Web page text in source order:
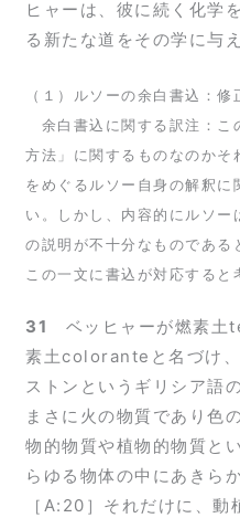
ヒャーは、彼に続く化学
る新たな道をその学に与
（１）ルソーの余白書込：修
余白書込に関する訳注：こ
方法」に関するものなのかそ
をめぐるルソー自身の解釈に
い。しかし、内容的にルソ
の説明が不十分なものである
この一文に書込が対応すると
31
ベッヒャーが燃素
素土coloranteと名づけ
ストンというギリシア語
まさに火の物質であり色
物的物質や植物的物質と
らゆる物体の中にあきら
［A:20］それだけに、